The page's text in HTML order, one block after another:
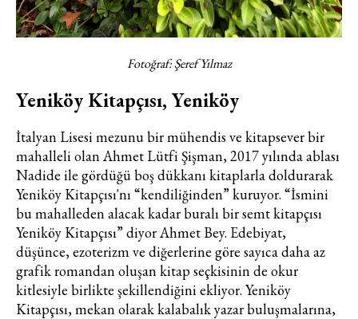
Fotoğraf: Şeref Yılmaz
Yeniköy Kitapçısı, Yeniköy
İtalyan Lisesi mezunu bir mühendis ve kitapsever bir
mahalleli olan Ahmet Lütfi Şişman, 2017 yılında ablası
Nadide ile gördüğü boş dükkanı kitaplarla doldurarak
Yeniköy Kitapçısı'nı “kendiliğinden” kuruyor. “İsmini
bu mahalleden alacak kadar buralı bir semt kitapçısı
Yeniköy Kitapçısı” diyor Ahmet Bey. Edebiyat,
düşünce, ezoterizm ve diğerlerine göre sayıca daha az
grafik romandan oluşan kitap seçkisinin de okur
kitlesiyle birlikte şekillendiğini ekliyor. Yeniköy
Kitapçısı, mekan olarak kalabalık yazar buluşmalarına,